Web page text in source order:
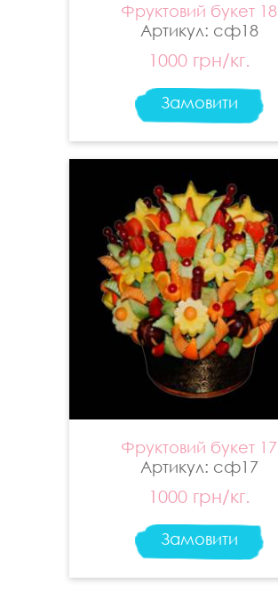
Фруктовий букет 18
Артикул: сф18
1000 грн/кг.
Замовити
Фруктовий букет 17
Артикул: сф17
1000 грн/кг.
Замовити